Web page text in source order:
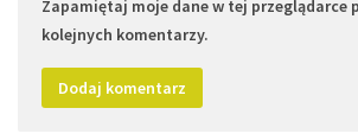
Zapamiętaj moje dane w tej przeglądarce
kolejnych komentarzy.